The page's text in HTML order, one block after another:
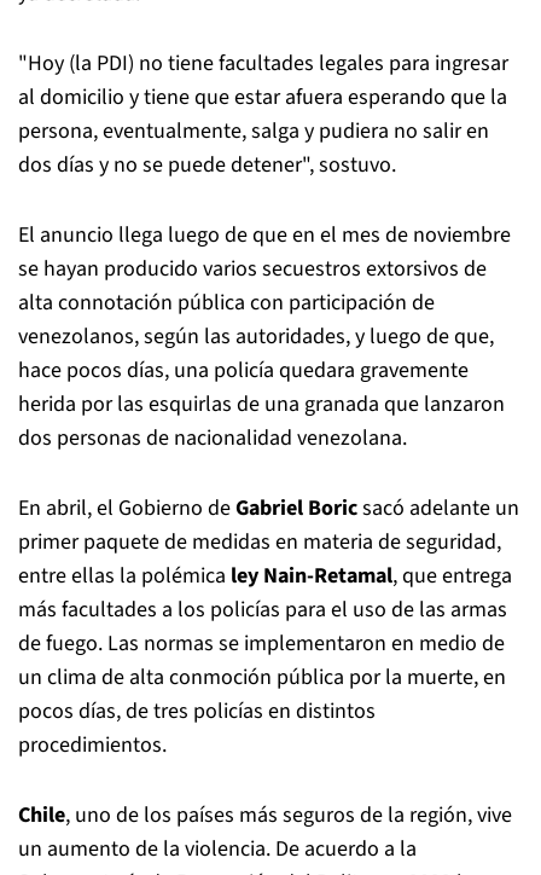
"Hoy (la PDI) no tiene facultades legales para ingresar
al domicilio y tiene que estar afuera esperando que la
persona, eventualmente, salga y pudiera no salir en
dos días y no se puede detener", sostuvo.
El anuncio llega luego de que en el mes de noviembre
se hayan producido varios secuestros extorsivos de
alta connotación pública con participación de
venezolanos, según las autoridades, y luego de que,
hace pocos días, una policía quedara gravemente
herida por las esquirlas de una granada que lanzaron
dos personas de nacionalidad venezolana.
En abril, el Gobierno deGabriel Boricsacó adelante un
primer paquete de medidas en materia de seguridad,
entre ellas la polémica ley Nain-Retamal, que entrega
más facultades a los policías para el uso de las armas
de fuego. Las normas se implementaron en medio de
un clima de alta conmoción pública por la muerte, en
pocos días, de tres policías en distintos
procedimientos.
Chile, uno de los países más seguros de la región, vive
un aumento de la violencia. De acuerdo a la